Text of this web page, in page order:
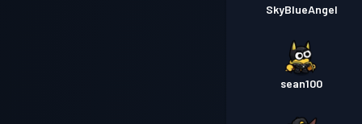
SkyBlueAngel
sean100